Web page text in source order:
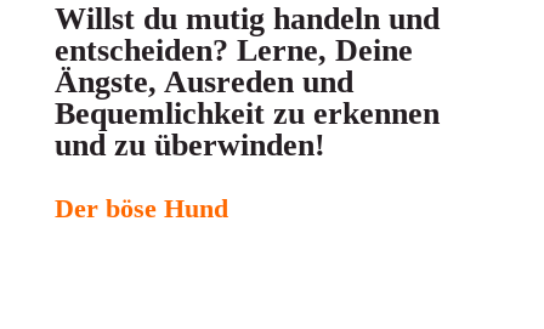
Willst du mutig handeln und
entscheiden? Lerne, Deine
Ängste, Ausreden und
Bequemlichkeit zu erkennen
und zu überwinden!
Der böse Hund